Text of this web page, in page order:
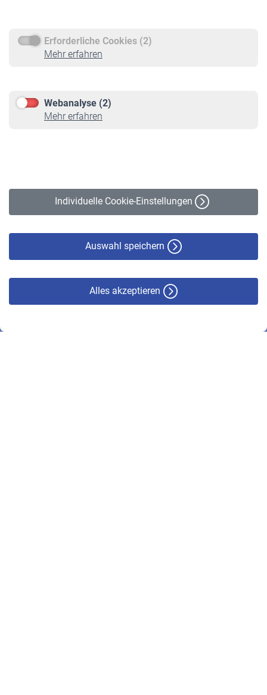
Erforderliche Cookies (2)
Mehr erfahren
Webanalyse (2)
Mehr erfahren
Individuelle Cookie-Einstellungen
Auswahl speichern
Alles akzeptieren
Service
Informationen
Online-Rechner
VBLnewsletter
Erklärung zur Barrierefreiheit
© VBL 2026